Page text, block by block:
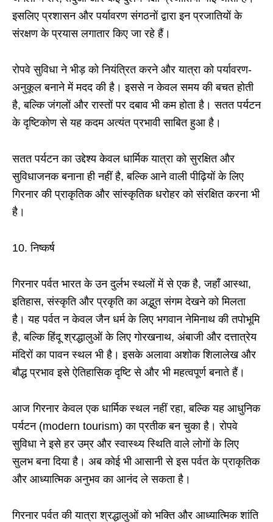
इसलिए प्रशासन और पर्यावरण संगठनों द्वारा इन प्रजातियों के
संरक्षण के प्रयास लगातार किए जा रहे हैं।
रोपवे सुविधा ने भीड़ को नियंत्रित करने और यात्रा को पर्यावरण-
अनुकूल बनाने में मदद की है। इससे न केवल समय की बचत होती
है, बल्कि जंगलों और रास्तों पर दबाव भी कम होता है। सतत पर्यटन
के दृष्टिकोण से यह कदम अत्यंत प्रभावी साबित हुआ है।
सतत पर्यटन का उद्देश्य केवल धार्मिक यात्रा को सुरक्षित और
सुविधाजनक बनाना ही नहीं है, बल्कि आने वाली पीढ़ियों के लिए
गिरनार की प्राकृतिक और सांस्कृतिक धरोहर को संरक्षित करना भी
है।
10. निष्कर्ष
गिरनार पर्वत भारत के उन दुर्लभ स्थलों में से एक है, जहाँ आस्था,
इतिहास, संस्कृति और प्रकृति का अद्भुत संगम देखने को मिलता
है। यह पर्वत न केवल जैन धर्म के लिए भगवान नेमिनाथ की तपोभूमि
है, बल्कि हिंदू श्रद्धालुओं के लिए गोरखनाथ, अंबाजी और दत्तात्रेय
मंदिरों का पावन स्थल भी है। इसके अलावा अशोक शिलालेख और
बौद्ध प्रभाव इसे ऐतिहासिक दृष्टि से और भी महत्वपूर्ण बनाते हैं।
आज गिरनार केवल एक धार्मिक स्थल नहीं रहा, बल्कि यह आधुनिक
पर्यटन (modern tourism) का प्रतीक बन चुका है। रोपवे
सुविधा ने इसे हर उम्र और स्वास्थ्य स्थिति वाले लोगों के लिए
सुलभ बना दिया है। अब कोई भी आसानी से इस पर्वत के प्राकृतिक
और आध्यात्मिक अनुभव का आनंद ले सकता है।
गिरनार पर्वत की यात्रा श्रद्धालुओं को भक्ति और आध्यात्मिक शांति